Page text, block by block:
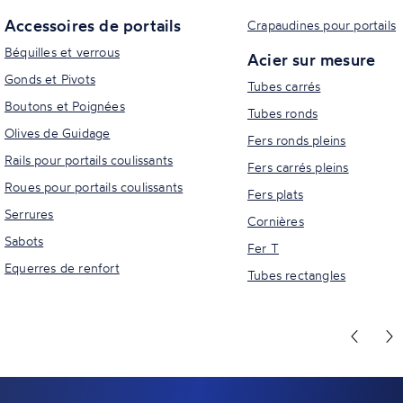
Accessoires de portails
Béquilles et verrous
Gonds et Pivots
Boutons et Poignées
Olives de Guidage
Rails pour portails coulissants
Roues pour portails coulissants
Serrures
Sabots
Equerres de renfort
Crapaudines pour portails
Acier sur mesure
Tubes carrés
Tubes ronds
Fers ronds pleins
Fers carrés pleins
Fers plats
Cornières
Fer T
Tubes rectangles